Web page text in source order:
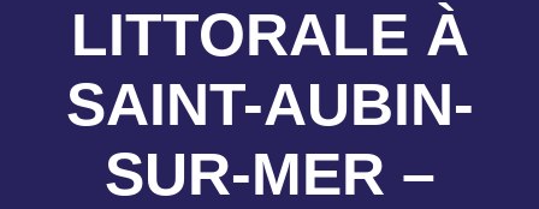
LITTORALE À
SAINT-AUBIN-
SUR-MER –